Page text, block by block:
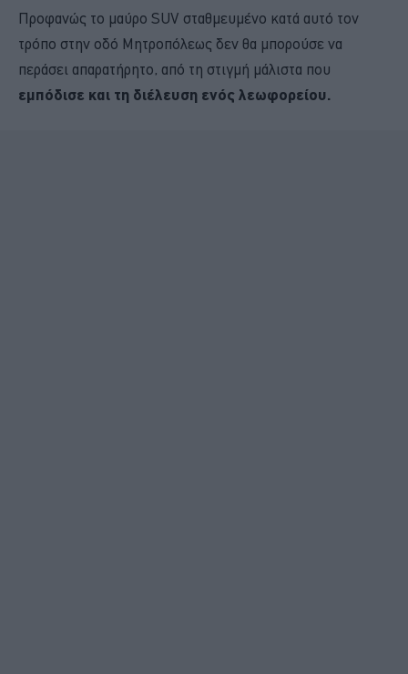
Προφανώς το μαύρο SUV σταθμευμένο κατά αυτό τον
τρόπο στην οδό Μητροπόλεως δεν θα μπορούσε να
περάσει απαρατήρητο, από τη στιγμή μάλιστα που
εμπόδισε και τη διέλευση ενός λεωφορείου.